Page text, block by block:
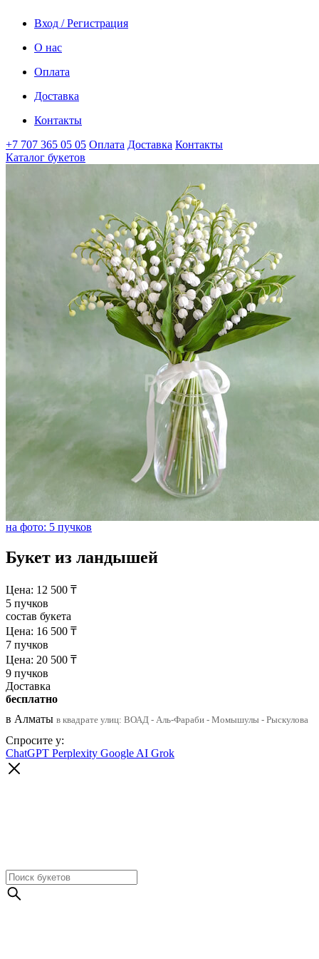
Вход / Регистрация
О нас
Оплата
Доставка
Контакты
+7 707 365 05 05 Оплата Доставка Контакты
Каталог букетов
на фото: 5 пучков
Букет из ландышей
Цена: 12 500 ₸
5 пучков
состав букета
Цена: 16 500 ₸
7 пучков
Цена: 20 500 ₸
9 пучков
Доставка
бесплатно
в Алматы в квадрате улиц: ВОАД - Аль-Фараби - Момышулы - Рыскулова
Спросите у:
ChatGPT Perplexity Google AI Grok